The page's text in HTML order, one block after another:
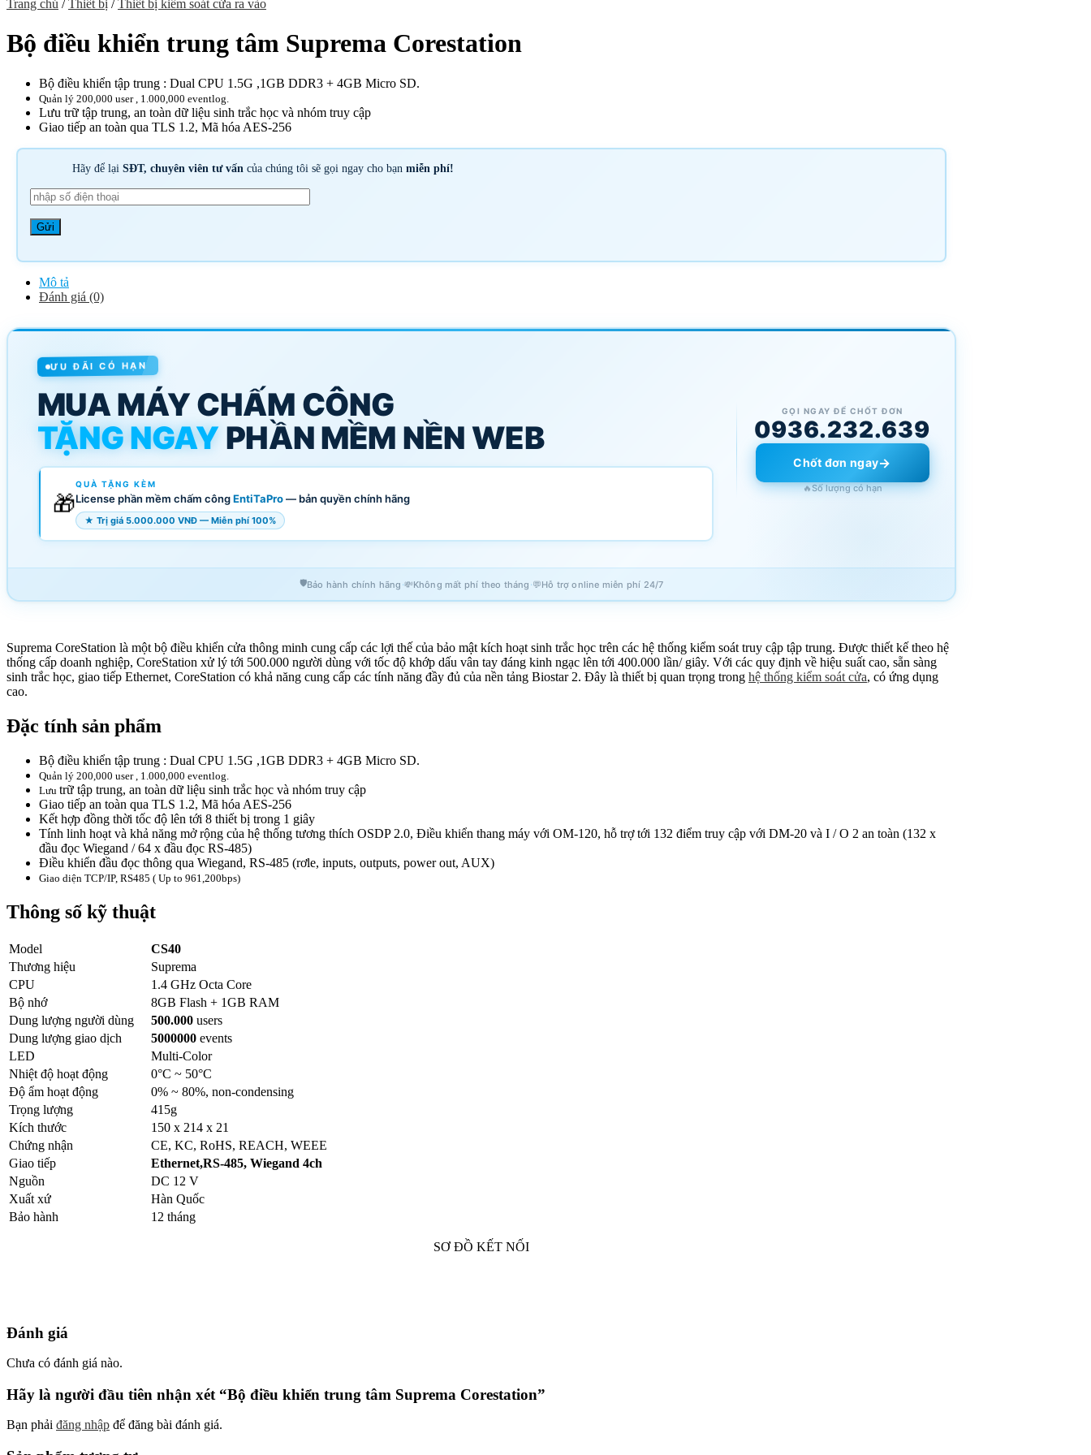
Trang chủ / Thiết bị / Thiết bị kiểm soát cửa ra vào
Bộ điều khiển trung tâm Suprema Corestation
Bộ điều khiển tập trung : Dual CPU 1.5G ,1GB DDR3 + 4GB Micro SD.
Quản lý 200,000 user , 1.000,000 eventlog.
Lưu trữ tập trung, an toàn dữ liệu sinh trắc học và nhóm truy cập
Giao tiếp an toàn qua TLS 1.2, Mã hóa AES-256
Hãy để lạiSĐT, chuyên viên tư vấncủa chúng tôi sẽ gọi ngay cho bạn miễn phí!
Mô tả
Đánh giá (0)
ƯU ĐÃI CÓ HẠN
MUA MÁY CHẤM CÔNG
TẶNG NGAYPHẦN MỀM NỀN WEB
🎁
QUÀ TẶNG KÈM
License phần mềm chấm côngEntiTaPro— bản quyền chính hãng
★ Trị giá 5.000.000 VNĐ — Miễn phí 100%
GỌI NGAY ĐỂ CHỐT ĐƠN
0936.232.639
Chốt đơn ngay→
🔥Số lượng có hạn
🛡️Bảo hành chính hãng ·💸Không mất phí theo tháng ·💬Hỗ trợ online miễn phí 24/7
Suprema CoreStation là một bộ điều khiển cửa thông minh cung cấp các lợi thế của bảo mật kích hoạt sinh trắc học trên các hệ thống kiểm soát truy cập tập trung. Được thiết kế theo hệ
thống cấp doanh nghiệp, CoreStation xử lý tới 500.000 người dùng với tốc độ khớp dấu vân tay đáng kinh ngạc lên tới 400.000 lần/ giây. Với các quy định về hiệu suất cao, sẵn sàng
sinh trắc học, giao tiếp Ethernet, CoreStation có khả năng cung cấp các tính năng đầy đủ của nền tảng Biostar 2. Đây là thiết bị quan trọng trong hệ thống kiểm soát cửa, có ứng dụng
cao.
Đặc tính sản phẩm
Bộ điều khiển tập trung : Dual CPU 1.5G ,1GB DDR3 + 4GB Micro SD.
Quản lý 200,000 user , 1.000,000 eventlog.
Lưu trữ tập trung, an toàn dữ liệu sinh trắc học và nhóm truy cập
Giao tiếp an toàn qua TLS 1.2, Mã hóa AES-256
Kết hợp đồng thời tốc độ lên tới 8 thiết bị trong 1 giây
Tính linh hoạt và khả năng mở rộng của hệ thống tương thích OSDP 2.0, Điều khiển thang máy với OM-120, hỗ trợ tới 132 điểm truy cập với DM-20 và I / O 2 an toàn (132 x
đầu đọc Wiegand / 64 x đầu đọc RS-485)
Điều khiển đầu đọc thông qua Wiegand, RS-485 (rơle, inputs, outputs, power out, AUX)
Giao diện TCP/IP, RS485 ( Up to 961,200bps)
Thông số kỹ thuật
Model
CS40
Thương hiệu
Suprema
CPU
1.4 GHz Octa Core
Bộ nhớ
8GB Flash + 1GB RAM
Dung lượng người dùng
500.000 users
Dung lượng giao dịch
5000000 events
LED
Multi-Color
Nhiệt độ hoạt động
0°C ~ 50°C
Độ ẩm hoạt động
0% ~ 80%, non-condensing
Trọng lượng
415g
Kích thước
150 x 214 x 21
Chứng nhận
CE, KC, RoHS, REACH, WEEE
Giao tiếp
Ethernet,RS-485, Wiegand 4ch
Nguồn
DC 12 V
Xuất xứ
Hàn Quốc
Bảo hành
12 tháng
SƠ ĐỒ KẾT NỐI
Đánh giá
Chưa có đánh giá nào.
Hãy là người đầu tiên nhận xét “Bộ điều khiển trung tâm Suprema Corestation”
Bạn phải đăng nhập để đăng bài đánh giá.